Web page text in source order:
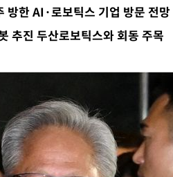
동산 공급 기존 사고방식 매달리지 말고 과
단일 루트' 합의…북쪽 인바운드·남쪽 아
수도권 폭염중대경보, 폭염경보로 하향
위…곳곳 소나기·강원 많은 비[내일날씨]
청주 팹에 54조 투자…"AI 메모리 수요 선
다영 자매, 아제르바이잔 투란VC 입단
7경기 들여다보니…한국 축구 '5승 2무'
방한 AI·로보틱스 기업 방문 전망
추진 두산로보틱스와 회동 주목